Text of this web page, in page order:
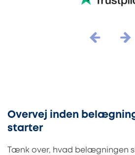
Overvej inden
starter
Tænk over, hvad belægningen